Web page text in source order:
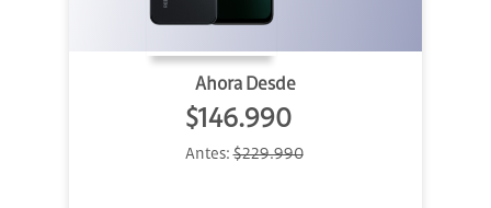
Ahora Desde
$146.990
Antes:$229.990